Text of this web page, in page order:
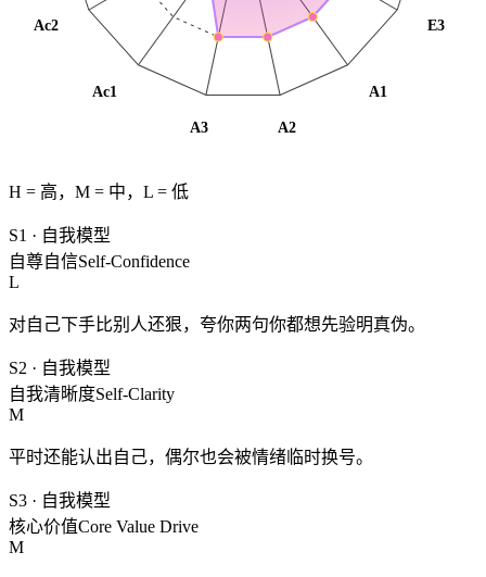
E3
A1
A2
A3
Ac1
Ac2
H = 高，M = 中，L = 低
S1 · 自我模型
自尊自信Self-Confidence
L
对自己下手比别人还狠，夸你两句你都想先验明真伪。
S2 · 自我模型
自我清晰度Self-Clarity
M
平时还能认出自己，偶尔也会被情绪临时换号。
S3 · 自我模型
核心价值Core Value Drive
M